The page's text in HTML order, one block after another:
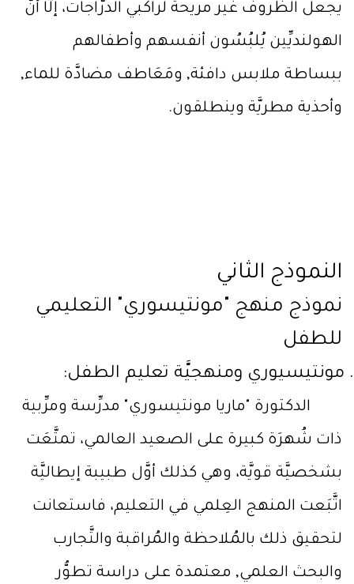
يجعل الظروف غير مريحة لراكبي الدرَّاجات، إلَّا أنَّ
الهولنديِّين يُلبُسُون أنفسهم وأطفالهم
ببساطة ملابس دافئة, ومَعَاطف مضادَّة للماء,
وأحذية مطريَّة وينطلقون.
النموذج الثاني
نموذج منهج "مونتيسوري" التعليمي
للطفل
مونتيسيوري ومنهجيَّة تعليم الطفل:
الدكتورة "ماريا مونتيسوري" مدرِّسة ومرِّبية
ذات شُهرَة كبيرة على الصعيد العالمي، تمتَّعَت
بشخصيَّة قويَّة، وهي كذلك أوَّل طبيبة إيطاليَّة
اتَّبَعت المنهج العِلمي في التعليم، فاستعانت
لتحقيق ذلك بالمُلاحظة والمُراقبة والتَّجارب
والبحث العلمي, معتمدة على دراسة تطوُّر